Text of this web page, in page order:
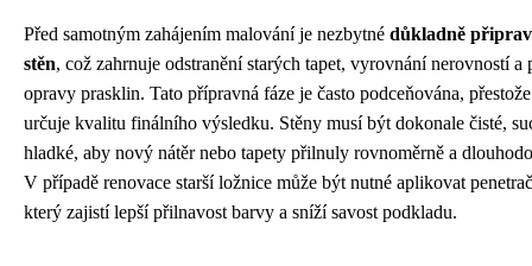
Před samotným zahájením malování je nezbytné důkladně
stěn, což zahrnuje odstranění starých tapet, vyrovnání nerovností a
opravy prasklin. Tato přípravná fáze je často podceňována,
určuje kvalitu finálního výsledku. Stěny musí být dokonale čisté,
hladké, aby nový nátěr nebo tapety přilnuly rovnoměrně a
V případě renovace starší ložnice může být nutné aplikovat
který zajistí lepší přilnavost barvy a sníží savost podkladu.